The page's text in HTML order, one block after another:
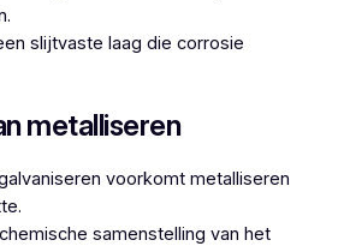
slijtvaste laag die corrosie
metalliseren
voorkomt metalliseren
samenstelling van het